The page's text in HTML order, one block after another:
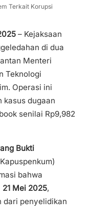
Terkait Korupsi
– Kejaksaan
di dua
Menteri
Teknologi
Operasi ini
kasus dugaan
senilai Rp9,982
Bukti
bahwa
21 Mei 2025,
dari penyelidikan